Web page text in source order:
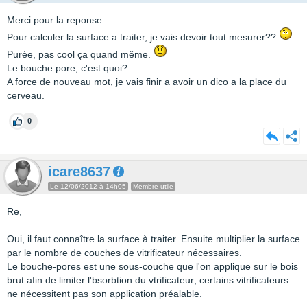
Merci pour la reponse.
Pour calculer la surface a traiter, je vais devoir tout mesurer??
Purée, pas cool ça quand même.
Le bouche pore, c'est quoi?
A force de nouveau mot, je vais finir a avoir un dico a la place du
cerveau.
0
icare8637
Le 12/06/2012 à 14h05 Membre utile
Re,
Oui, il faut connaître la surface à traiter. Ensuite multiplier la surface
par le nombre de couches de vitrificateur nécessaires.
Le bouche-pores est une sous-couche que l'on applique sur le bois
brut afin de limiter l'bsorbtion du vtrificateur; certains vitrificateurs
ne nécessitent pas son application préalable.